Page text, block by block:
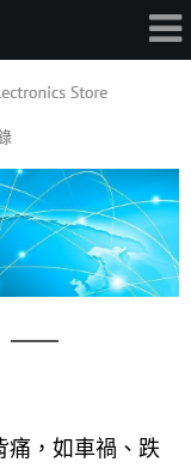
痛，如車禍、跌